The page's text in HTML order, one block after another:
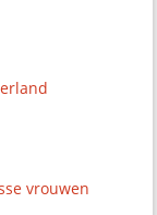
vrouwen